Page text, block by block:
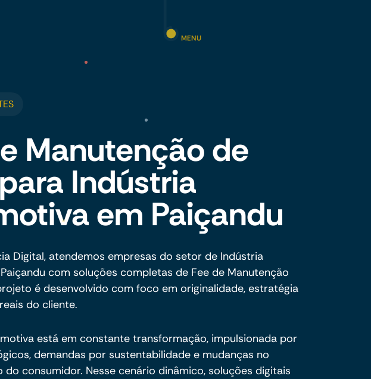
MENU
Manutenção de
Indústria
em Paiçandu
Digital, atendemos empresas do setor de Indústria
com soluções completas de Fee de Manutenção
é desenvolvido com foco em originalidade, estratégia
do cliente.
está em constante transformação, impulsionada por
demandas por sustentabilidade e mudanças no
consumidor. Nesse cenário dinâmico, soluções digitais